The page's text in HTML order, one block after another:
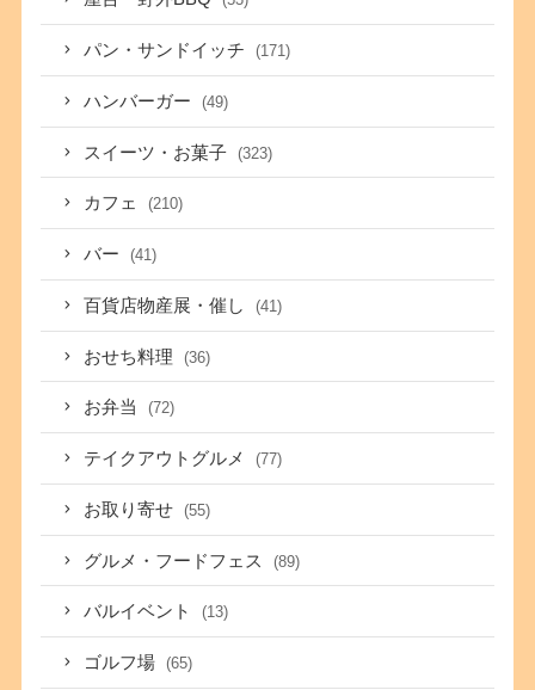
パン・サンドイッチ (171)
ハンバーガー (49)
スイーツ・お菓子 (323)
カフェ (210)
バー (41)
百貨店物産展・催し (41)
おせち料理 (36)
お弁当 (72)
テイクアウトグルメ (77)
お取り寄せ (55)
グルメ・フードフェス (89)
バルイベント (13)
ゴルフ場 (65)